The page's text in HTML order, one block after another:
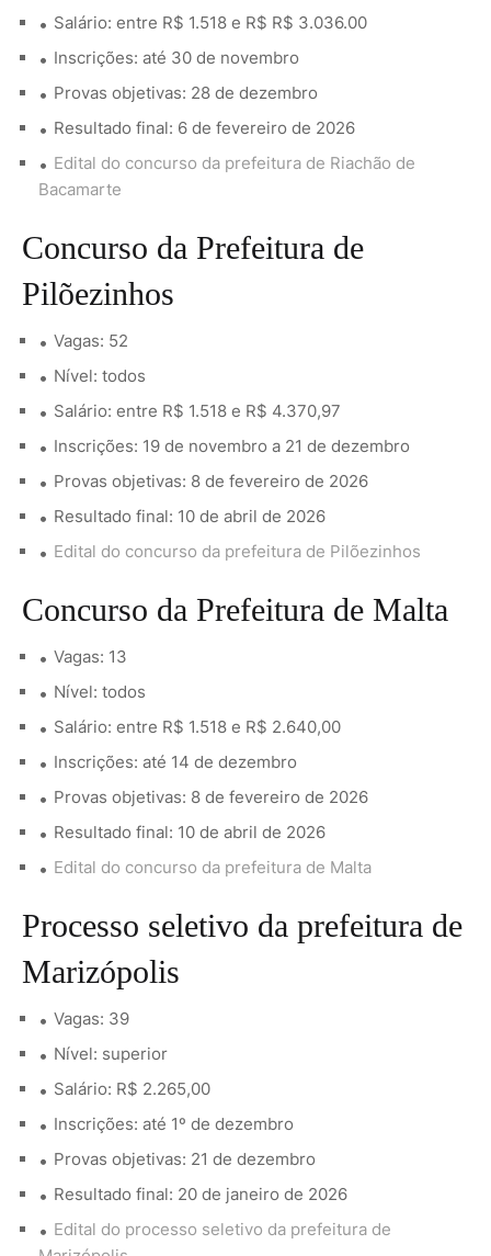
Salário: entre R$ 1.518 e R$ R$ 3.036.00
Inscrições: até 30 de novembro
Provas objetivas: 28 de dezembro
Resultado final: 6 de fevereiro de 2026
Edital do concurso da prefeitura de Riachão de
Bacamarte
Concurso da Prefeitura de
Pilõezinhos
Vagas: 52
Nível: todos
Salário: entre R$ 1.518 e R$ 4.370,97
Inscrições: 19 de novembro a 21 de dezembro
Provas objetivas: 8 de fevereiro de 2026
Resultado final: 10 de abril de 2026
Edital do concurso da prefeitura de Pilõezinhos
Concurso da Prefeitura de Malta
Vagas: 13
Nível: todos
Salário: entre R$ 1.518 e R$ 2.640,00
Inscrições: até 14 de dezembro
Provas objetivas: 8 de fevereiro de 2026
Resultado final: 10 de abril de 2026
Edital do concurso da prefeitura de Malta
Processo seletivo da prefeitura de
Marizópolis
Vagas: 39
Nível: superior
Salário: R$ 2.265,00
Inscrições: até 1º de dezembro
Provas objetivas: 21 de dezembro
Resultado final: 20 de janeiro de 2026
Edital do processo seletivo da prefeitura de